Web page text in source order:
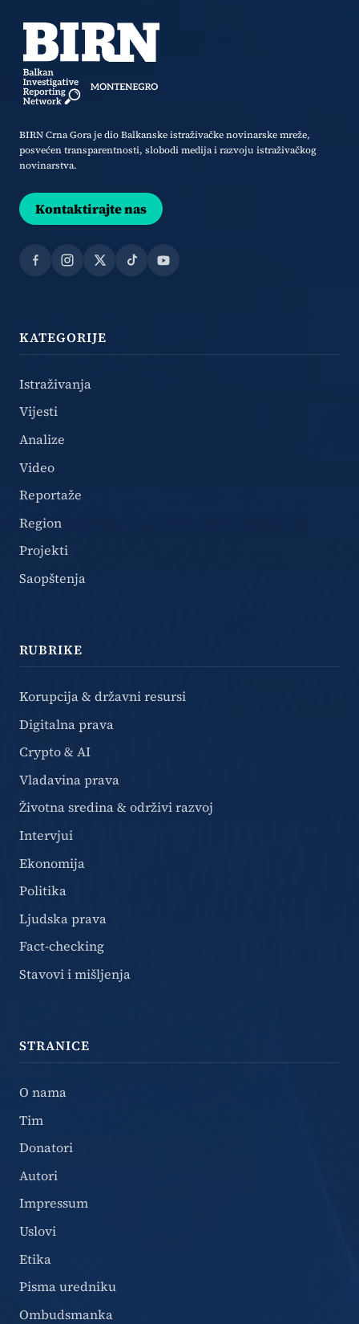
BIRN Crna Gora je dio Balkanske istraživačke novinarske mreže,
posvećen transparentnosti, slobodi medija i razvoju istraživačkog
novinarstva.
Kontaktirajte nas
Facebook
Instagram
X TikTokYouTube
KATEGORIJE
Istraživanja
Vijesti
Analize
Video
Reportaže
Region
Projekti
Saopštenja
RUBRIKE
Korupcija & državni resursi
Digitalna prava
Crypto & AI
Vladavina prava
Životna sredina & održivi razvoj
Intervjui
Ekonomija
Politika
Ljudska prava
Fact-checking
Stavovi i mišljenja
STRANICE
O nama
Tim
Donatori
Autori
Impressum
Uslovi
Etika
Pisma uredniku
Ombudsmanka